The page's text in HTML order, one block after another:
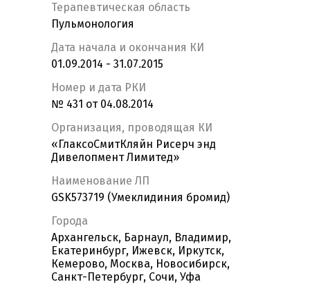
Терапевтическая область
Пульмонология
Дата начала и окончания КИ
01.09.2014 - 31.07.2015
Номер и дата РКИ
№ 431 от 04.08.2014
Организация, проводящая КИ
«ГлаксоСмитКляйн Рисерч энд
Дивелопмент Лимитед»
Наименование ЛП
GSK573719 (Умеклидиния бромид)
Города
Архангельск, Барнаул, Владимир,
Екатеринбург, Ижевск, Иркутск,
Кемерово, Москва, Новосибирск,
Санкт-Петербург, Сочи, Уфа